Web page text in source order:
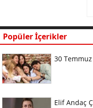
Popüler İçerikler
30
Elif Andaç